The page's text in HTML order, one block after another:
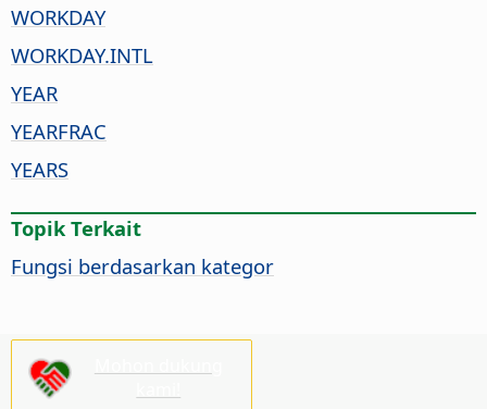
WORKDAY
WORKDAY.INTL
YEAR
YEARFRAC
YEARS
Topik Terkait
Fungsi berdasarkan kategor